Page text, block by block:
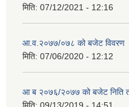
मिति: 07/12/2021 - 12:16
आ.व.२०७७/०७८ को बजेट विवरण
मिति: 07/06/2020 - 12:12
आ ब २०७६/२०७७ को बजेट निति